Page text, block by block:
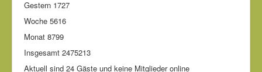
Gestern 1727
Woche 5616
Monat 8799
Insgesamt 2475213
Aktuell sind 24 Gäste und keine Mitglieder online